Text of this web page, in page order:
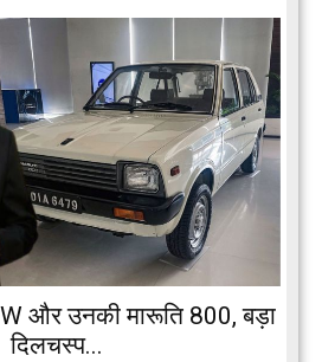
और उनकी मारूति 800, बड़ा
दिलचस्प...